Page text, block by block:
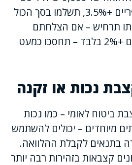
חודשים בריבית של פריים +3.5%, תשלמו בסך הכול
באותו תרחיש – אם הצלחתם
להשיג ריבית של פריים +2% בלבד – תחסכו כמעט
נכות או זקנה
ביטוח לאומי – כמו נכות
מיוחדים – יכולים להשתמש
בתנאים לקבלת ההלוואה.
קצבאות בזהירות רבה יותר